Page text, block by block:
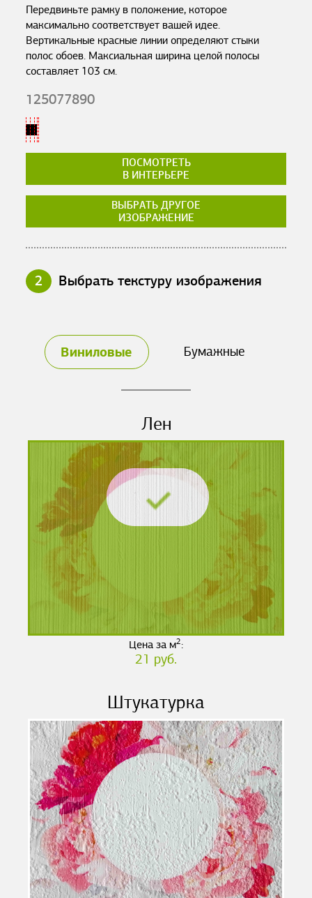
Передвиньте рамку в положение, которое
максимально соответствует вашей идее.
Вертикальные красные линии определяют стыки
полос обоев. Максиальная ширина целой полосы
составляет 103 см.
125077890
ПОСМОТРЕТЬ
В ИНТЕРЬЕРЕ
ВЫБРАТЬ ДРУГОЕ
ИЗОБРАЖЕНИЕ
2 Выбрать текстуру изображения
Виниловые Бумажные
Лен
Цена за м2:
21 руб.
Штукатурка